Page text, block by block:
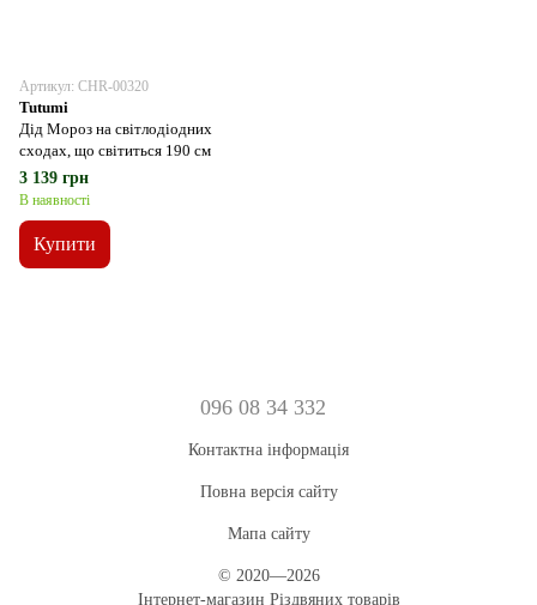
Артикул: CHR-00320
Tutumi
Дід Мороз на світлодіодних
сходах, що світиться 190 см
3 139 грн
В наявності
Купити
096 08 34 332
Контактна інформація
Повна версія сайту
Мапа сайту
© 2020—2026
Інтернет-магазин Різдвяних товарів